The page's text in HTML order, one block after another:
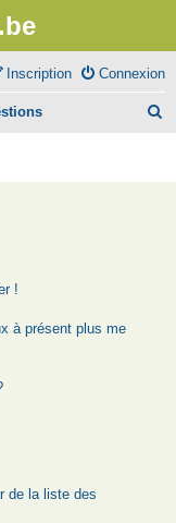
Connexion
Inscription
!
à présent plus me
de la liste des